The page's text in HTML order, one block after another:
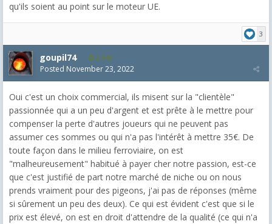
qu'ils soient au point sur le moteur UE.
3
goupil74 2,545
Posted November 23, 2022
Oui c'est un choix commercial, ils misent sur la "clientèle"
passionnée qui a un peu d'argent et est prête à le mettre pour
compenser la perte d'autres joueurs qui ne peuvent pas
assumer ces sommes ou qui n'a pas l'intérêt à mettre 35€. De
toute façon dans le milieu ferroviaire, on est
"malheureusement" habitué à payer cher notre passion, est-ce
que c'est justifié de part notre marché de niche ou on nous
prends vraiment pour des pigeons, j'ai pas de réponses (même
si sûrement un peu des deux). Ce qui est évident c'est que si le
prix est élevé, on est en droit d'attendre de la qualité (ce qui n'a